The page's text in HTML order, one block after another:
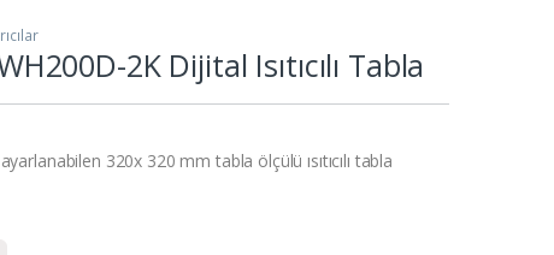
2K Dijital Isıtıcılı Tabla
320x 320 mm tabla ölçülü ısıtıcılı tabla